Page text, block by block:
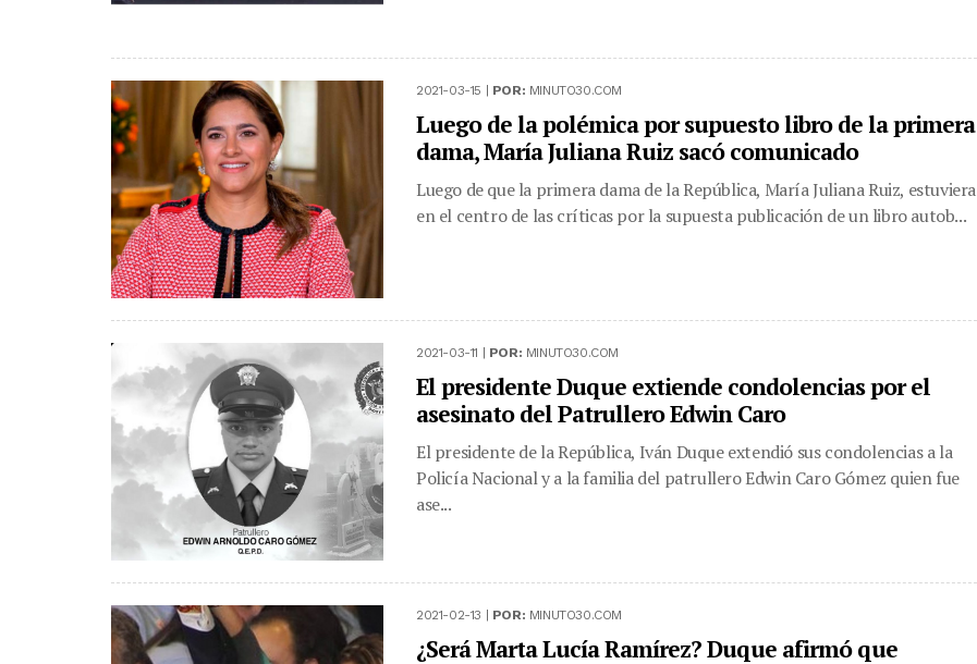
2021-03-15 | POR: MINUTO30.COM
Luego de la polémica por supuesto libro de la primera
dama, María Juliana Ruiz sacó comunicado
Luego de que la primera dama de la República, María Juliana Ruiz, estuviera
en el centro de las críticas por la supuesta publicación de un libro autob...
2021-03-11 | POR: MINUTO30.COM
El presidente Duque extiende condolencias por el
asesinato del Patrullero Edwin Caro
El presidente de la República, Iván Duque extendió sus condolencias a la
Policía Nacional y a la familia del patrullero Edwin Caro Gómez quien fue
ase...
2021-02-13 | POR: MINUTO30.COM
¿Será Marta Lucía Ramírez? Duque afirmó que